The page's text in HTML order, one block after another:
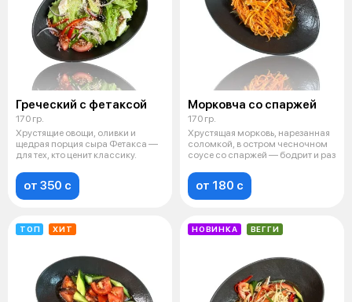
Греческий с фетаксой
170 гр.
Хрустящие овощи, оливки и
щедрая порция сыра Фетакса —
для тех, кто ценит классику.
от 350 c
Морковча со спаржей
170 гр.
Хрустящая морковь, нарезанная
соломкой, в остром чесночном
соусе со спаржей — бодрит и раз
от 180 c
ТОП ХИТ НОВИНКА ВЕГГИ